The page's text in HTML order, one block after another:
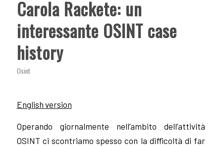
Carola Rackete: un
interessante OSINT case
history
Osint
English version
Operando giornalmente nell’ambito dell’attività
OSINT ci scontriamo spesso con la difficoltà di far